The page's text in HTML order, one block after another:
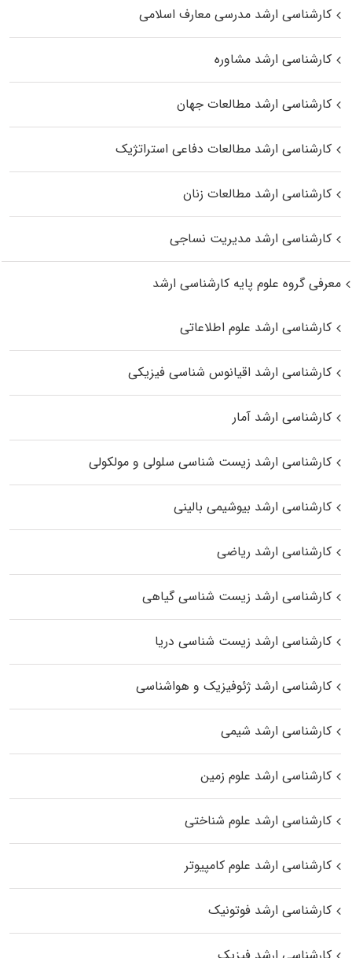
کارشناسی ارشد مدرسی معارف اسلامی
کارشناسی ارشد مشاوره
کارشناسی ارشد مطالعات جهان
کارشناسی ارشد مطالعات دفاعی استراتژیک
کارشناسی ارشد مطالعات زنان
کارشناسی ارشد مدیریت نساجی
معرفی گروه علوم پایه کارشناسی ارشد
کارشناسی ارشد علوم اطلاعاتی
کارشناسی ارشد اقیانوس‌ شناسی فیزیکی
کارشناسی ارشد آمار
کارشناسی ارشد زیست شناسی سلولی و مولکولی
کارشناسی ارشد بیوشیمی بالینی
کارشناسی ارشد ریاضی
کارشناسی ارشد زیست‌ شناسی گیاهی
کارشناسی ارشد زیست‌ شناسی دریا
کارشناسی ارشد ژئوفیزیک و هواشناسی
کارشناسی ارشد شیمی
کارشناسی ارشد علوم زمین
کارشناسی ارشد علوم شناختی
کارشناسی ارشد علوم کامپیوتر
کارشناسی ارشد فوتونیک